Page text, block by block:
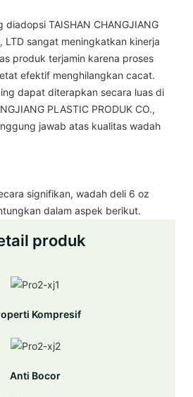
diadopsi TAISHAN CHANGJIANG
LTD sangat meningkatkan kinerja
produk terjamin karena proses
efektif menghilangkan cacat.
dapat diterapkan secara luas di
PLASTIC PRODUK CO.,
jawab atas kualitas wadah
signifikan, wadah deli 6 oz
dalam aspek berikut.
produk
Kompresif
Anti Bocor